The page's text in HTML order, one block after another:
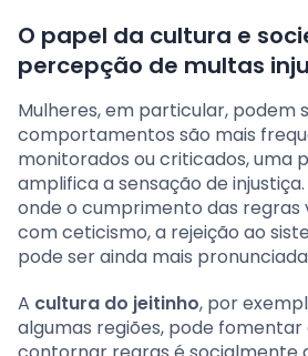
O papel da cultura e
percepção de multas
Mulheres, em particular, podem
comportamentos são mais
monitorados ou criticados, uma
amplifica a sensação de
onde o cumprimento das regras
com ceticismo, a rejeição ao
pode ser ainda mais
A cultura do jeitinho, por
algumas regiões, pode fomentar